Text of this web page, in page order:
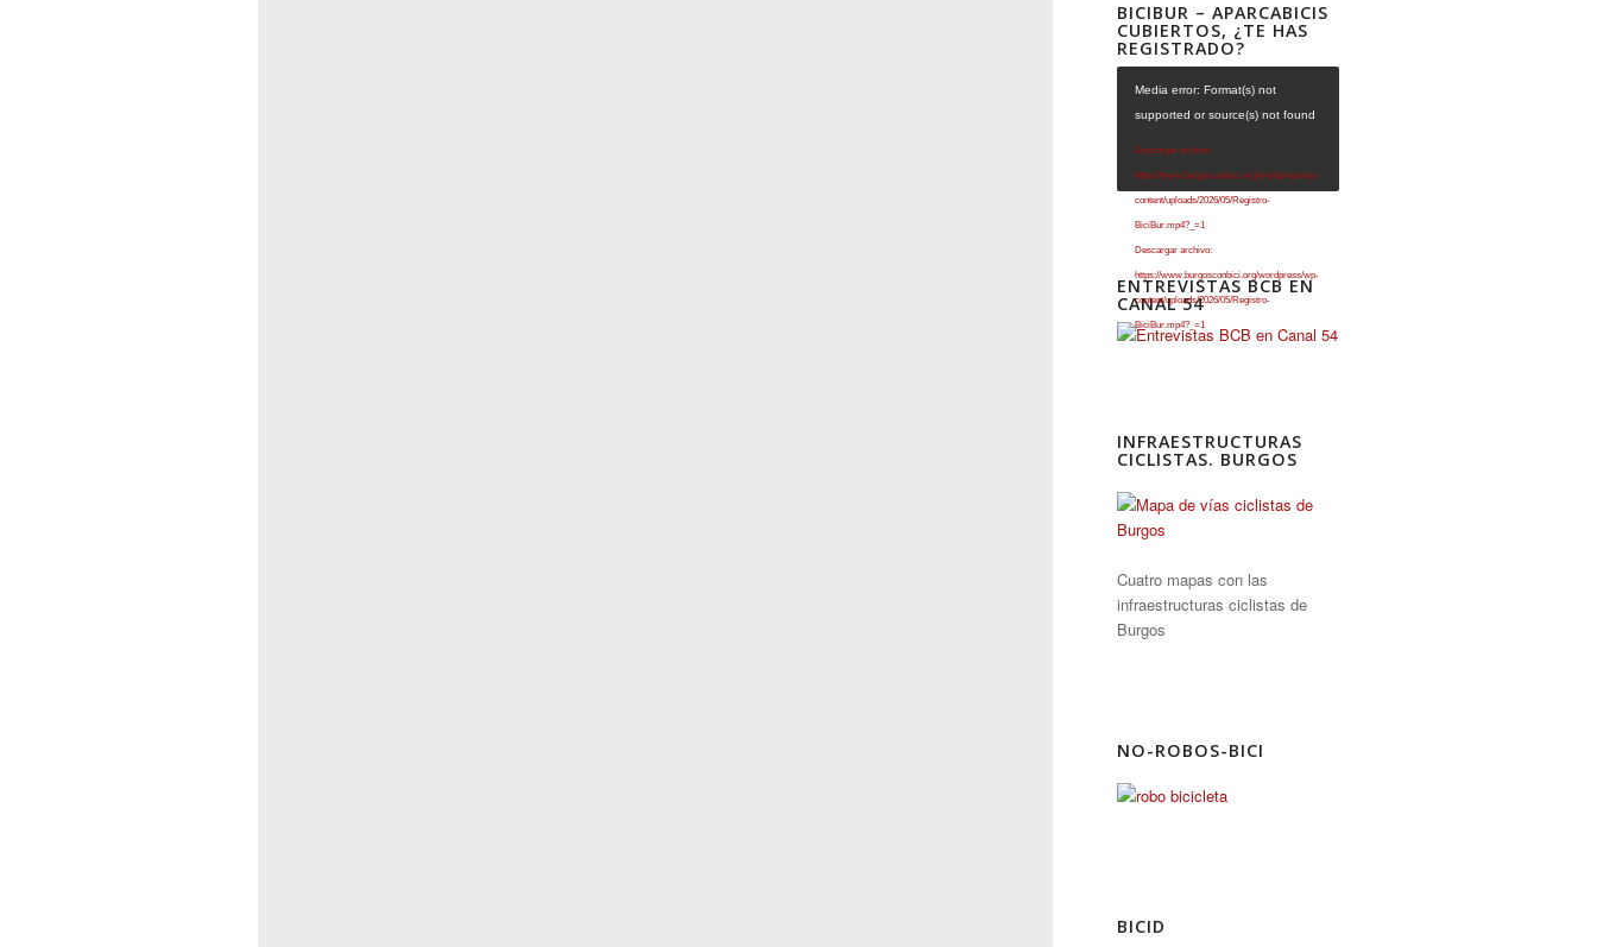
BICIBUR – APARCABICIS
CUBIERTOS, ¿TE HAS
REGISTRADO?
Media error: Format(s) not
supported or source(s) not found
Descargar archivo:
https://www.burgosconbici.org/wordpress/wp-
content/uploads/2026/05/Registro-
BiciBur.mp4?_=1
Descargar archivo:
https://www.burgosconbici.org/wordpress/wp-
content/uploads/2026/05/Registro-
BiciBur.mp4?_=1
ENTREVISTAS BCB EN
CANAL 54
INFRAESTRUCTURAS
CICLISTAS. BURGOS
Cuatro mapas con las
infraestructuras ciclistas de
Burgos
NO-ROBOS-BICI
BICID